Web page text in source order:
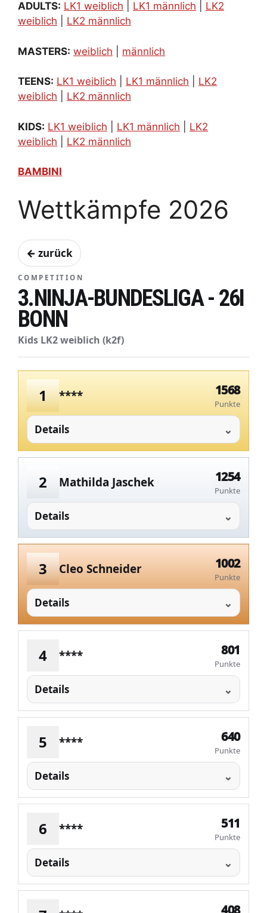
ADULTS: LK1 weiblich LK1 männlich
LK2
weiblich
LK2 männlich
MASTERS: weiblich männlich
TEENS: LK1 weiblich LK1 männlich
LK2
weiblich
LK2 männlich
KIDS: LK1 weiblich LK1 männlich
LK2
weiblich
LK2 männlich
BAMBINI
Wettkämpfe 2026
← zurück
COMPETITION
3.NINJA-BUNDESLIGA - 26I
BONN
Kids LK2 weiblich (k2f)
1 **** 1568
Punkte
Details
2 Mathilda Jaschek 1254
Punkte
Details
3 Cleo Schneider 1002
Punkte
Details
4 **** 801
Punkte
Details
5 **** 640
Punkte
Details
6 **** 511
Punkte
Details